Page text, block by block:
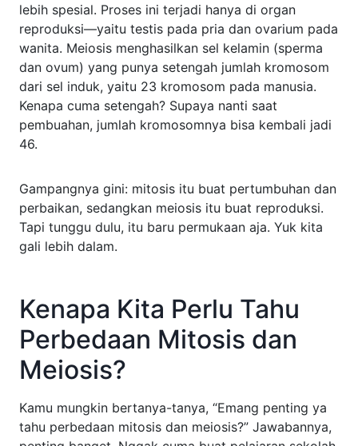
lebih spesial. Proses ini terjadi hanya di organ
reproduksi—yaitu testis pada pria dan ovarium pada
wanita. Meiosis menghasilkan sel kelamin (sperma
dan ovum) yang punya setengah jumlah kromosom
dari sel induk, yaitu 23 kromosom pada manusia.
Kenapa cuma setengah? Supaya nanti saat
pembuahan, jumlah kromosomnya bisa kembali jadi
46.
Gampangnya gini: mitosis itu buat pertumbuhan dan
perbaikan, sedangkan meiosis itu buat reproduksi.
Tapi tunggu dulu, itu baru permukaan aja. Yuk kita
gali lebih dalam.
Kenapa Kita Perlu Tahu
Perbedaan Mitosis dan
Meiosis?
Kamu mungkin bertanya-tanya, “Emang penting ya
tahu perbedaan mitosis dan meiosis?” Jawabannya,